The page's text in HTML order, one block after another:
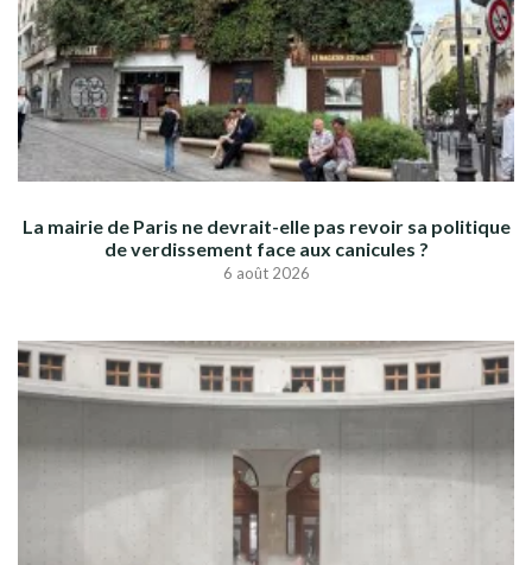
La mairie de Paris ne devrait-elle pas revoir sa politique
de verdissement face aux canicules ?
6 août 2026